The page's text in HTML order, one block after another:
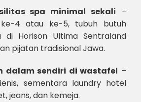
spa minimal sekali –
4 atau ke-5, tubuh butuh
di Horison Ultima Sentraland
pijatan tradisional Jawa.
dalam sendiri di wastafel –
sementara laundry hotel
jeans, dan kemeja.